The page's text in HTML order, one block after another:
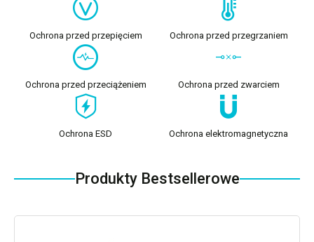
Ochrona przed przepięciem Ochrona przed przegrzaniem
Ochrona przed przeciążeniem Ochrona przed zwarciem
Ochrona ESD Ochrona elektromagnetyczna
Produkty Bestsellerowe